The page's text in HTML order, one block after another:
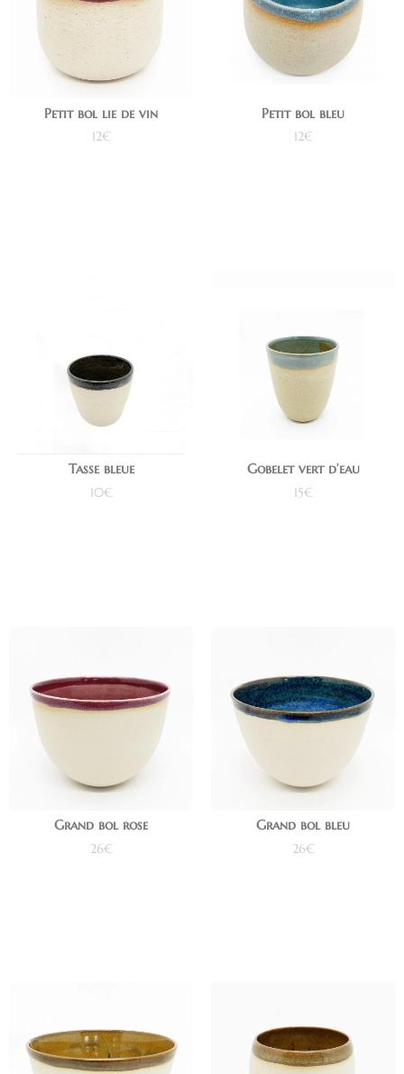
Petit bol lie de vin
12€
Petit bol bleu
12€
Tasse bleue
10€
Gobelet vert d’eau
15€
Grand bol rose
26€
Grand bol bleu
26€